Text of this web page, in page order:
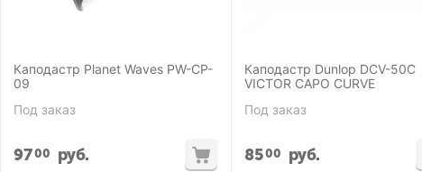
Каподастр Planet Waves PW-CP-
09
Под заказ
9700 руб.
Каподастр Dunlop DCV-50C
VICTOR CAPO CURVE
Под заказ
8500 руб.